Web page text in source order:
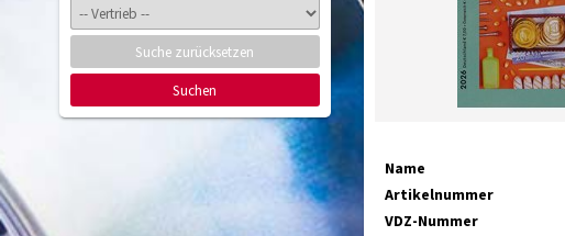
Suche zurücksetzen
Suchen
Name
Artikelnummer
VDZ-Nummer